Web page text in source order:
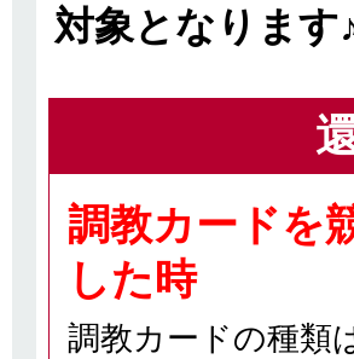
対象となります
調教カードを
した時
調教カードの種類